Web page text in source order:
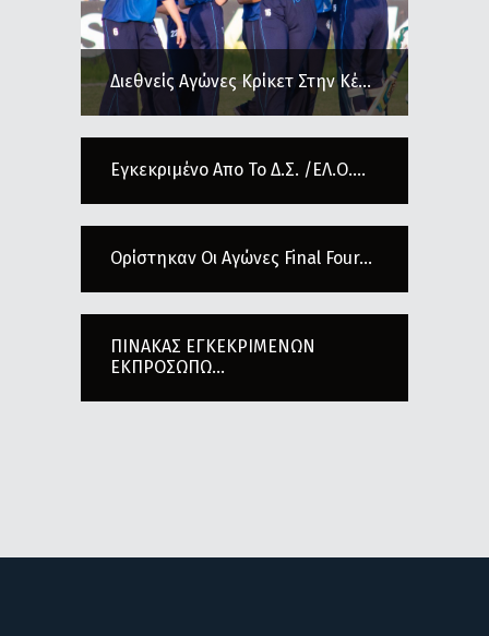
Διεθνείς Αγώνες Κρίκετ Στην Κέ...
Εγκεκριμένο Απο Το Δ.Σ. /ΕΛ.Ο....
Ορίστηκαν Οι Αγώνες Final Four...
ΠΙΝΑΚΑΣ ΕΓΚΕΚΡΙΜΕΝΩΝ
ΕΚΠΡΟΣΩΠΩ...